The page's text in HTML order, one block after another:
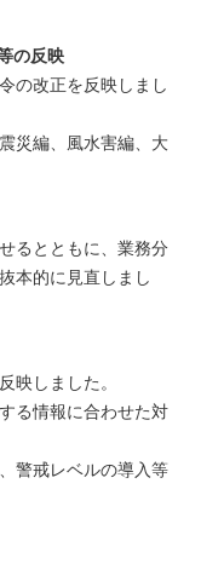
の反映
の改正を反映しまし
災編、風水害編、大
るとともに、業務分
本的に見直しまし
映しました。
る情報に合わせた対
警戒レベルの導入等